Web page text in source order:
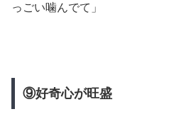
っごい噛んでて」
⑨好奇心が旺盛